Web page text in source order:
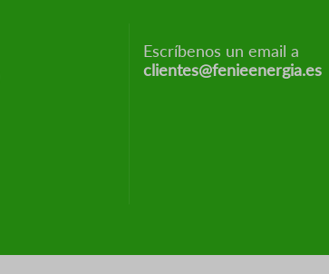
Escríbenos un email a
clientes@fenieenergia.es